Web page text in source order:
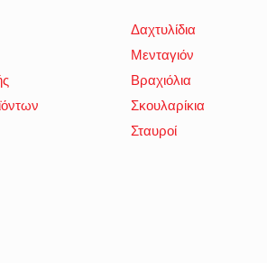
Δαχτυλίδια
Μενταγιόν
Βραχιόλια
Σκουλαρίκια
Σταυροί